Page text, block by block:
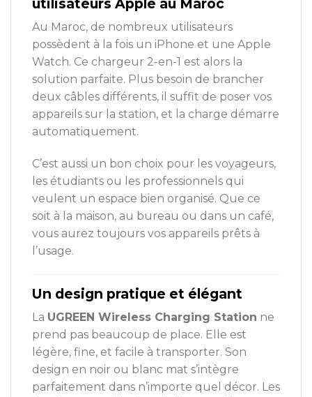
Au Maroc, de nombreux utilisateurs
possèdent à la fois un iPhone et une Apple
Watch. Ce chargeur 2-en-1 est alors la
solution parfaite. Plus besoin de brancher
deux câbles différents, il suffit de poser vos
appareils sur la station, et la charge démarre
automatiquement.
C’est aussi un bon choix pour les voyageurs,
les étudiants ou les professionnels qui
veulent un espace bien organisé. Que ce
soit à la maison, au bureau ou dans un café,
vous aurez toujours vos appareils prêts à
l’usage.
Un design pratique et élégant
La UGREEN Wireless Charging Station ne
prend pas beaucoup de place. Elle est
légère, fine, et facile à transporter. Son
design en noir ou blanc mat s’intègre
parfaitement dans n’importe quel décor. Les